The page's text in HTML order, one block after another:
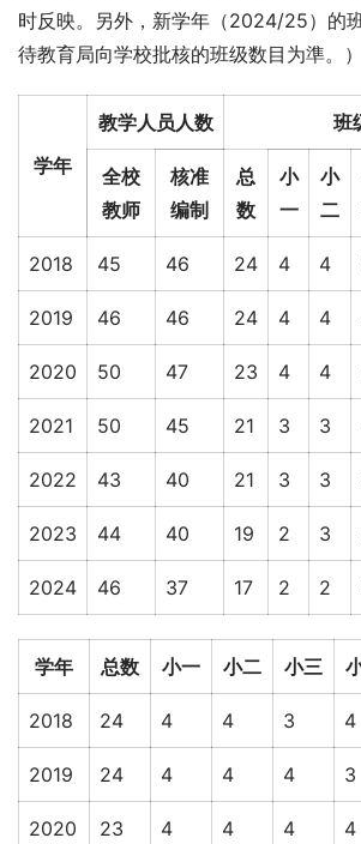
时反映。另外，新学年（2024/25）的
待教育局向学校批核的班级数目为準。）
学年
教学人员人数 班
全校
教师
核准
编制
总
数
小
一
小
二
2018 45 46 24 4 4
2019 46 46 24 4 4
2020 50 47 23 4 4
2021 50 45 21 3 3
2022 43 40 21 3 3
2023 44 40 19 2 3
2024 46 37 17 2 2
学年 总数 小一 小二 小三
2018 24 4 4 3 4
2019 24 4 4 4 3
2020 23 4 4 4 4